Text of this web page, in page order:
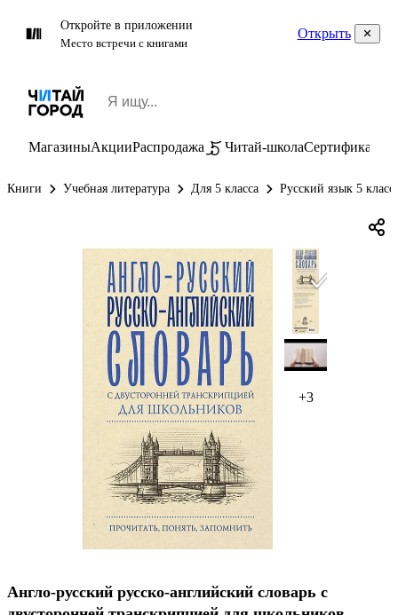
Откройте в приложении
Место встречи с книгами
Открыть
МагазиныАкцииРаспродажа Читай-школаСертификаты
Книги Учебная литература Для 5 класса Русский язык 5 класс
+3
Англо-русский русско-английский словарь с